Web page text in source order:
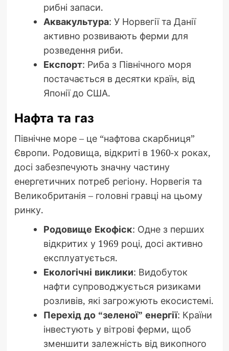
рибні запаси.
Аквакультура: У Норвегії та Данії
активно розвивають ферми для
розведення риби.
Експорт: Риба з Північного моря
постачається в десятки країн, від
Японії до США.
Нафта та газ
Північне море – це “нафтова скарбниця”
Європи. Родовища, відкриті в 1960-х роках,
досі забезпечують значну частину
енергетичних потреб регіону. Норвегія та
Великобританія – головні гравці на цьому
ринку.
Родовище Екофіск: Одне з перших
відкритих у 1969 році, досі активно
експлуатується.
Екологічні виклики: Видобуток
нафти супроводжується ризиками
розливів, які загрожують екосистемі.
Перехід до “зеленої” енергії: Країни
інвестують у вітрові ферми, щоб
зменшити залежність від викопного